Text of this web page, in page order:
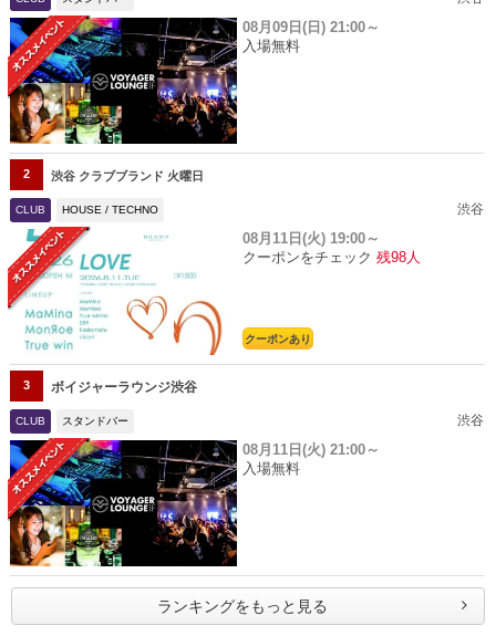
08月09日(日) 21:00～
入場無料
2 渋谷 クラブブランド 火曜日
CLUB HOUSE / TECHNO 渋谷
08月11日(火) 19:00～
クーポンをチェック 残98人
クーポンあり
3 ボイジャーラウンジ渋谷
CLUB スタンドバー 渋谷
08月11日(火) 21:00～
入場無料
ランキングをもっと見る